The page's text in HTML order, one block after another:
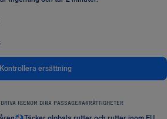
Kontrollera ersättning
IGENOM DINA PASSAGERARRÄTTIGHETER